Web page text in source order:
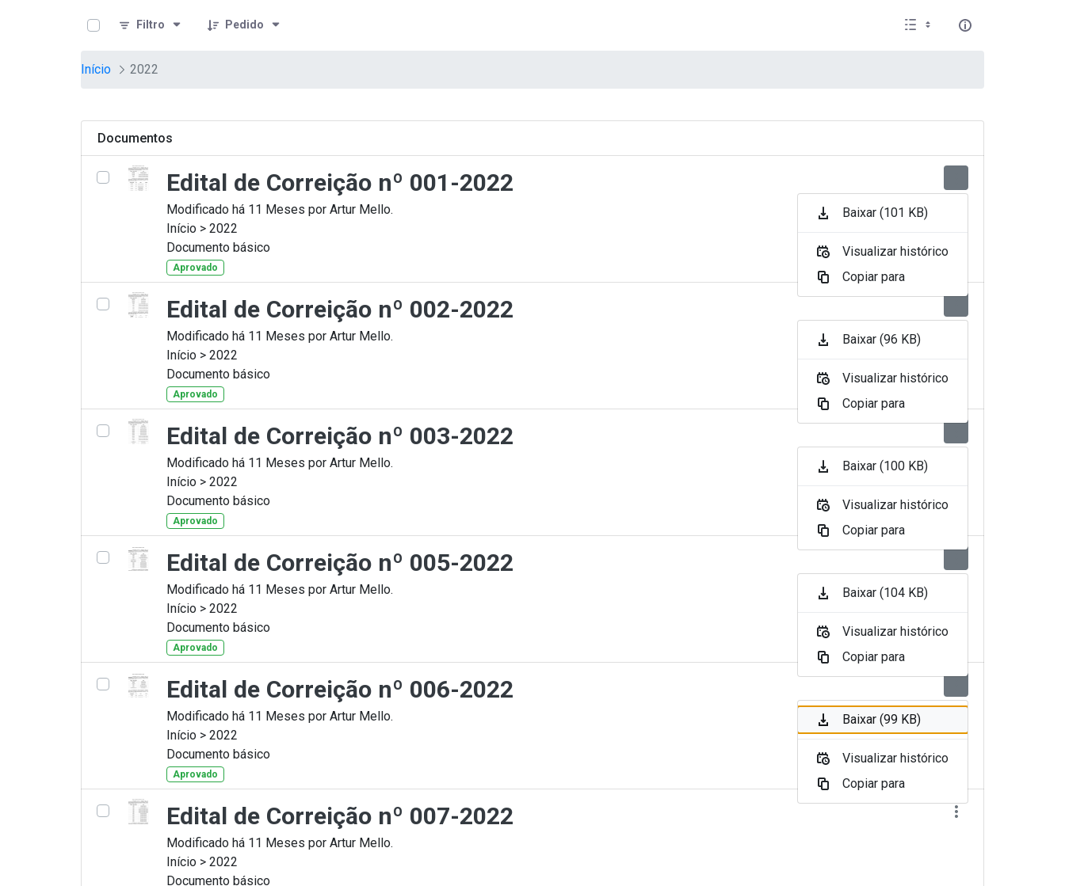
teste descricaoFiltro
Pedido
Início 2022
Documentos
Edital de Correição nº 001-2022
Modificado há 11 Meses por Artur Mello.
Início > 2022
Documento básico
Aprovado
Edital de Correição nº 002-2022
Modificado há 11 Meses por Artur Mello.
Início > 2022
Documento básico
Aprovado
Edital de Correição nº 003-2022
Modificado há 11 Meses por Artur Mello.
Início > 2022
Documento básico
Aprovado
Edital de Correição nº 005-2022
Modificado há 11 Meses por Artur Mello.
Início > 2022
Documento básico
Aprovado
Edital de Correição nº 006-2022
Modificado há 11 Meses por Artur Mello.
Início > 2022
Documento básico
Aprovado
Edital de Correição nº 007-2022
Modificado há 11 Meses por Artur Mello.
Início > 2022
Documento básico
Baixar (101 KB)
Visualizar histórico
Copiar para
Baixar (96 KB)
Visualizar histórico
Copiar para
Baixar (100 KB)
Visualizar histórico
Copiar para
Baixar (104 KB)
Visualizar histórico
Copiar para
Baixar (99 KB)
Visualizar histórico
Copiar para